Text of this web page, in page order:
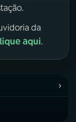
da
aqui.
›